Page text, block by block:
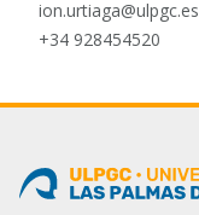
ion.urtiaga@ulpgc.es
+34 928454520